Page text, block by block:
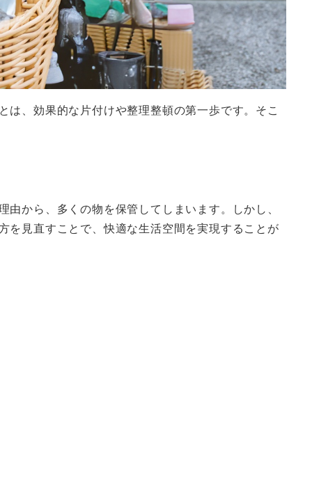
は、効果的な片付けや整理整頓の第一歩です。そこ
から、多くの物を保管してしまいます。しかし、
を見直すことで、快適な生活空間を実現することが